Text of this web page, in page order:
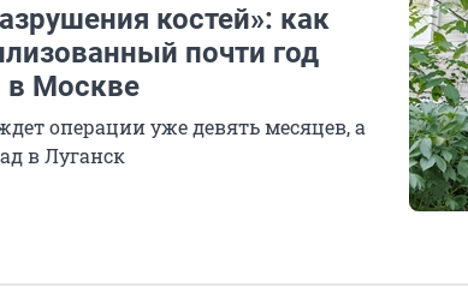
костей»: как
почти год
в Москве
операции уже девять месяцев, а
в Луганск